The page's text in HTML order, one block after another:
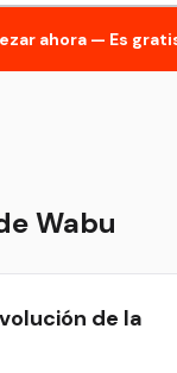
ahora — Es
Wabu
de la